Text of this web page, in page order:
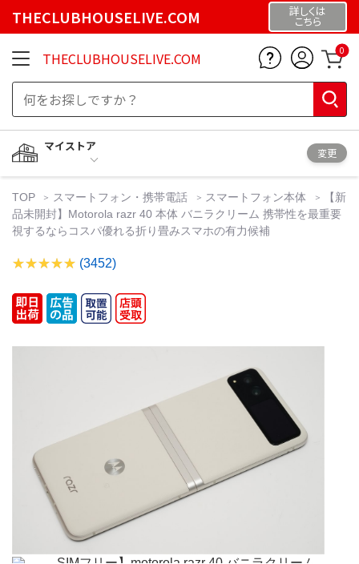
THECLUBHOUSELIVE.COM 詳しくは
こちら
THECLUBHOUSELIVE.COM 0
マイストア
変更
TOP スマートフォン・携帯電話 スマートフォン本体
【新
品未開封】Motorola razr 40 本体 バニラクリーム 携帯性を最重要
視するならコスパ優れる折り畳みスマホの有力候補
(3452)